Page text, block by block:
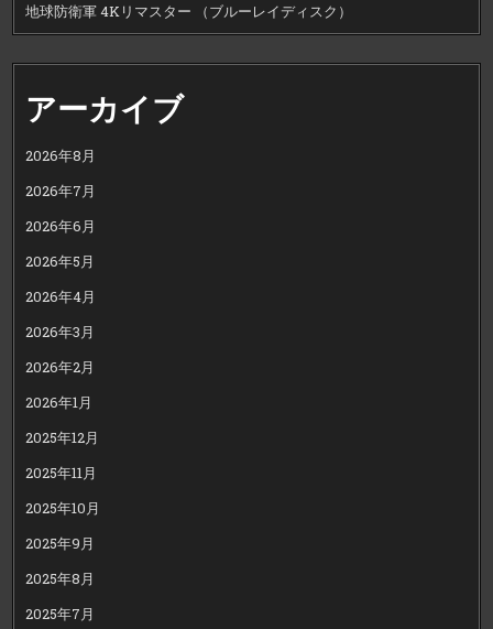
地球防衛軍 4Kリマスター （ブルーレイディスク）
アーカイブ
2026年8月
2026年7月
2026年6月
2026年5月
2026年4月
2026年3月
2026年2月
2026年1月
2025年12月
2025年11月
2025年10月
2025年9月
2025年8月
2025年7月